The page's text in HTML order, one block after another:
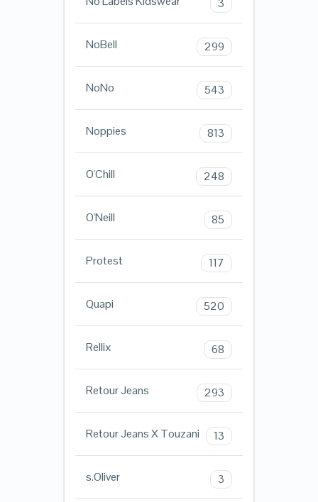
3
NoBell 299
NoNo 543
Noppies 813
O'Chill 248
O'Neill 85
Protest 117
Quapi 520
Rellix 68
Retour Jeans 293
Retour Jeans X Touzani 13
s.Oliver 3